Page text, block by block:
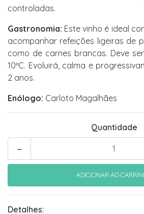
controladas.
Gastronomia: Este vinho é ideal
acompanhar refeições ligeiras de
como de carnes brancas. Deve
10ºC. Evoluirá, calma e
2 anos.
Enólogo: Carloto Magalhães
Quantidade
-
Detalhes: